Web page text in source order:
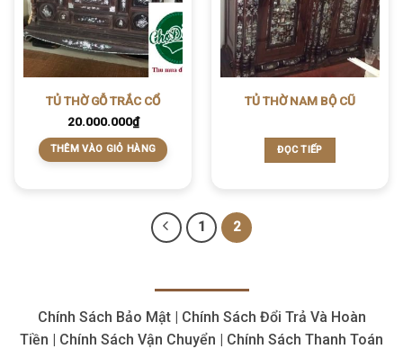
TỦ THỜ GỖ TRẮC CỔ
20.000.000₫
THÊM VÀO GIỎ HÀNG
TỦ THỜ NAM BỘ CŨ
ĐỌC TIẾP
1 2
Chính Sách Bảo Mật | Chính Sách Đổi Trả Và Hoàn
Tiền | Chính Sách Vận Chuyển | Chính Sách Thanh Toán